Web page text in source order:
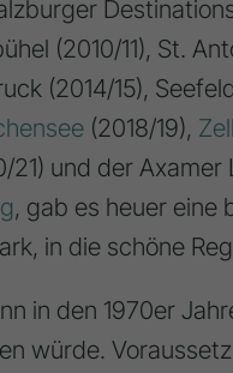
(2010/11), St.
(2014/15),
(2018/19),
und der Axamer
, gab es heuer eine
in die schöne
in den 1970er
würde.